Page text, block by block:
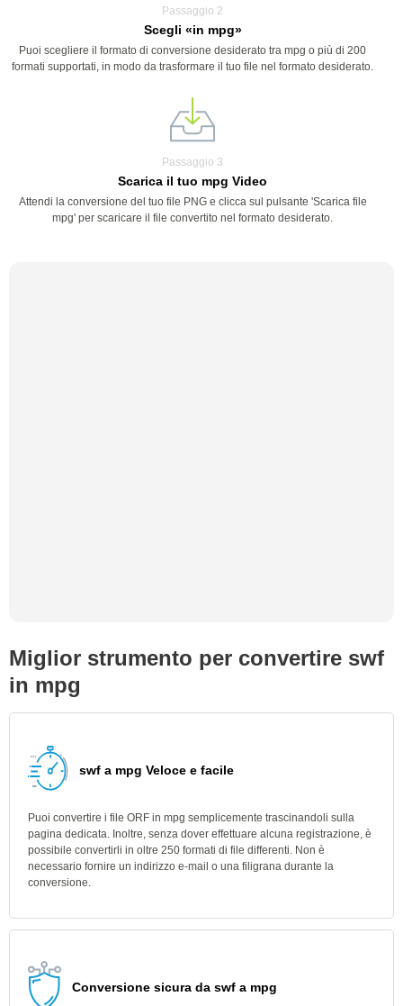
Passaggio 2
Scegli «in mpg»
Puoi scegliere il formato di conversione desiderato tra mpg o più di 200
formati supportati, in modo da trasformare il tuo file nel formato desiderato.
Passaggio 3
Scarica il tuo mpg Video
Attendi la conversione del tuo file PNG e clicca sul pulsante 'Scarica file
mpg' per scaricare il file convertito nel formato desiderato.
Miglior strumento per convertire swf
in mpg
swf a mpg Veloce e facile
Puoi convertire i file ORF in mpg semplicemente trascinandoli sulla
pagina dedicata. Inoltre, senza dover effettuare alcuna registrazione, è
possibile convertirli in oltre 250 formati di file differenti. Non è
necessario fornire un indirizzo e-mail o una filigrana durante la
conversione.
Conversione sicura da swf a mpg